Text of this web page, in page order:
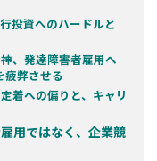
投資へのハードルと
、発達障害者雇用へ
疲弊させる
着への偏りと、キャリ
用ではなく、企業競